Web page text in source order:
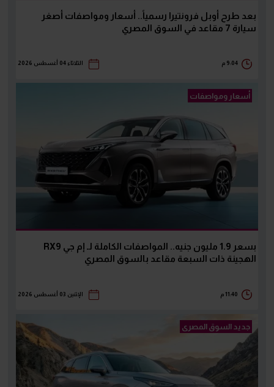
بعد طرح أوبل فرونتيرا رسمياً.. أسعار ومواصفات أصغر
سيارة 7 مقاعد في السوق المصري
9:04 م الثلاثاء 04 أغسطس 2026
أسعار ومواصفات
بسعر 1.9 مليون جنيه.. المواصفات الكاملة لـ إم جي RX9
الهجينة ذات السبعة مقاعد بالسوق المصري
11:40 م الإثنين 03 أغسطس 2026
جديد السوق المصرى